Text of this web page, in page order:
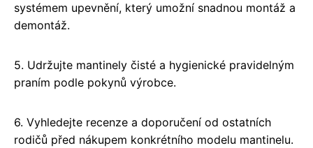
systémem upevnění, který umožní snadnou montáž a
demontáž.
5. Udržujte mantinely čisté a hygienické pravidelným
praním podle pokynů výrobce.
6. Vyhledejte recenze a doporučení od ostatních
rodičů před nákupem konkrétního modelu mantinelu.